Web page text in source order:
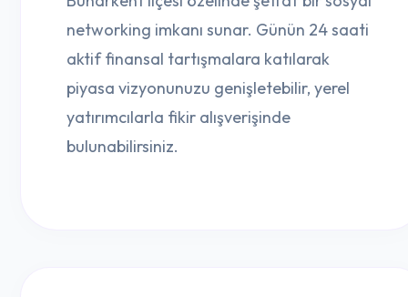
networking imkanı sunar. Günün 24 saati
aktif finansal tartışmalara katılarak
piyasa vizyonunuzu genişletebilir, yerel
yatırımcılarla fikir alışverişinde
bulunabilirsiniz.